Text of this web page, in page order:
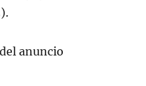
anuncio